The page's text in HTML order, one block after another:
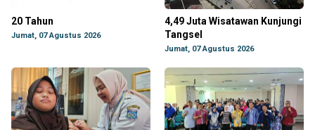
20 Tahun
Jumat, 07 Agustus 2026
4,49 Juta Wisatawan Kunjungi
Tangsel
Jumat, 07 Agustus 2026